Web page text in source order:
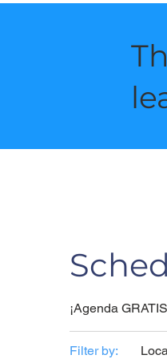
¡Agenda
Filter by: